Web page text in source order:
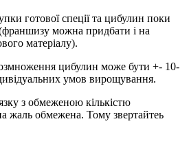
готової спеції та цибулин поки
можна придбати і на
матеріалу).
цибулин може бути +- 10-
умов вирощування.
з обмеженою кількістю
жаль обмежена. Тому звертайтеь